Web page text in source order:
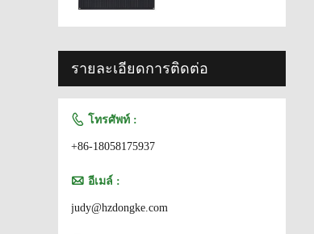
รายละเอียดการติดต่อ
 โทรศัพท์ :
+86-18058175937
 อีเมล์ :
judy@hzdongke.com